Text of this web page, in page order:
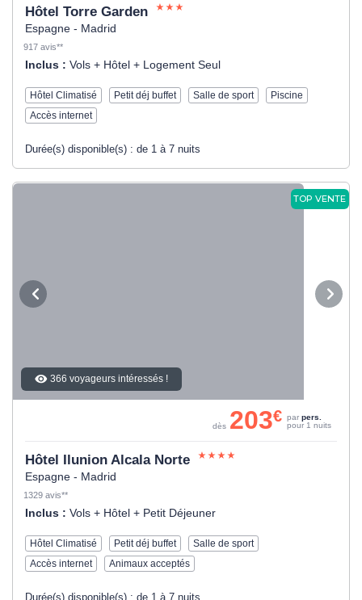
Hôtel Torre Garden
Espagne - Madrid
917 avis**
Inclus : Vols + Hôtel + Logement Seul
Hôtel Climatisé Petit déj buffet Salle de sport
Piscine
Accès internet
Durée(s) disponible(s) : de 1 à 7 nuits
TOP VENTE
366 voyageurs intéressés !
Hôtel Ilunion Alcala Norte
Espagne - Madrid
1329 avis**
Inclus : Vols + Hôtel + Petit Déjeuner
Hôtel Climatisé Petit déj buffet
Salle de sport
Accès internet
Animaux acceptés
Durée(s) disponible(s) : de 1 à 7 nuits
dès 203€ par pers.
pour 1 nuits